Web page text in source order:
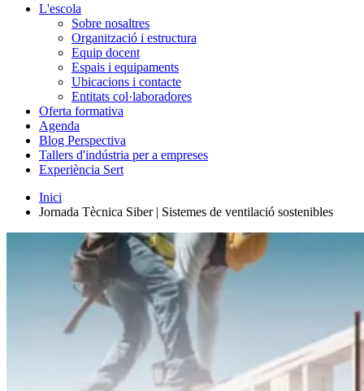
L'escola
Sobre nosaltres
Organització i estructura
Equip docent
Espais i equipaments
Ubicacions i contacte
Entitats col·laboradores
Oferta formativa
Agenda
Blog Perspectiva
Tallers d'indústria per a empreses
Experiència Sert
Inici
Jornada Tècnica Siber | Sistemes de ventilació sostenibles